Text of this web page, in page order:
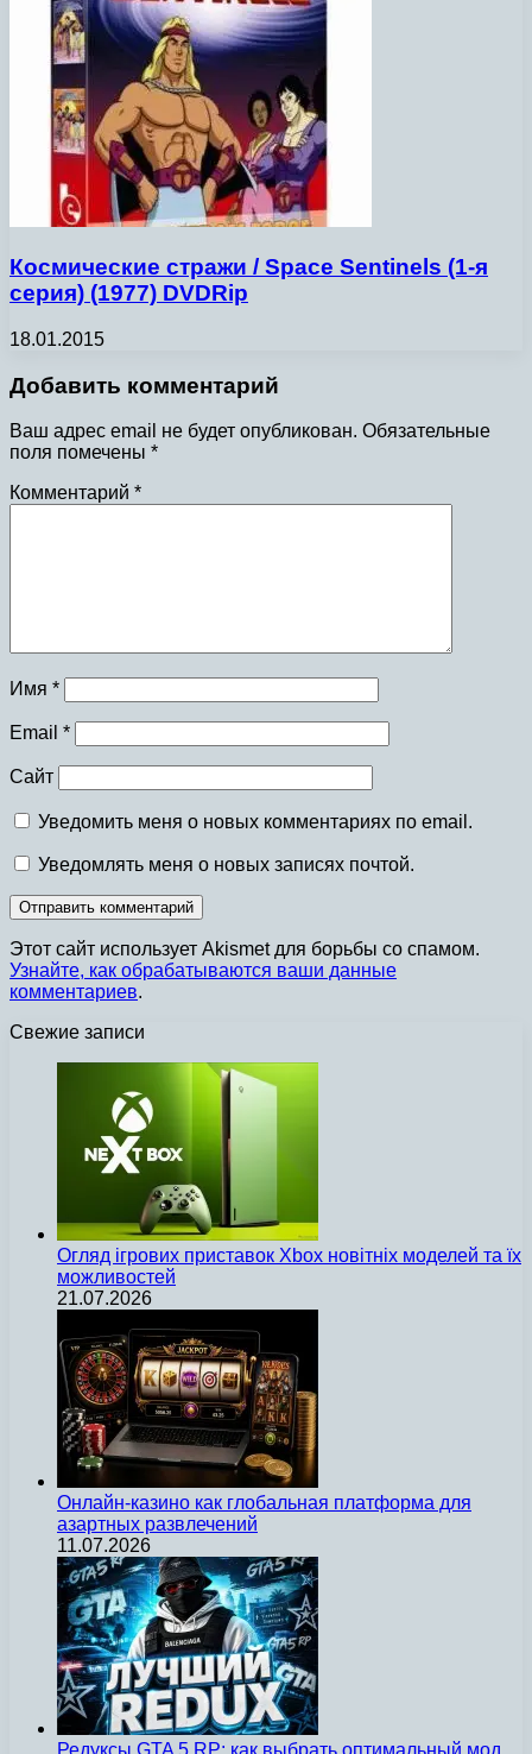
Космические стражи / Space Sentinels (1-я
серия) (1977) DVDRip
18.01.2015
Добавить комментарий
Ваш адрес email не будет опубликован. Обязательные
поля помечены *
Комментарий *
Имя *
Email *
Сайт
Уведомить меня о новых комментариях по email.
Уведомлять меня о новых записях почтой.
Этот сайт использует Akismet для борьбы со спамом.
Узнайте, как обрабатываются ваши данные
комментариев.
Свежие записи
Огляд ігрових приставок Xbox новітніх моделей та їх
можливостей
21.07.2026
Онлайн-казино как глобальная платформа для
азартных развлечений
11.07.2026